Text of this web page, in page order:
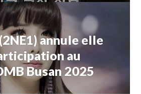
annule elle
au
Busan 2025